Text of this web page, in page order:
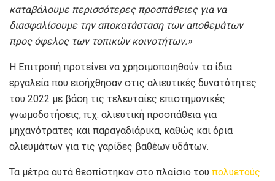
καταβάλουμε περισσότερες προσπάθειες για να
διασφαλίσουμε την αποκατάσταση των αποθεμάτων
προς όφελος των τοπικών κοινοτήτων.»
Η Επιτροπή προτείνει να χρησιμοποιηθούν τα ίδια
εργαλεία που εισήχθησαν στις αλιευτικές δυνατότητες
του 2022 με βάση τις τελευταίες επιστημονικές
γνωμοδοτήσεις, π.χ. αλιευτική προσπάθεια για
μηχανότρατες και παραγαδιάρικα, καθώς και όρια
αλιευμάτων για τις γαρίδες βαθέων υδάτων.
Τα μέτρα αυτά θεσπίστηκαν στο πλαίσιο του πολυετούς